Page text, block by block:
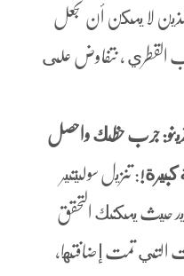
لا يمكن أن تجعل
القطري ، نتفاوض على
جرب حظك واحصل
كبيرة!:تنزيل سوليتير
حيث يمكنك التحقق
التي تمت إضافتها،